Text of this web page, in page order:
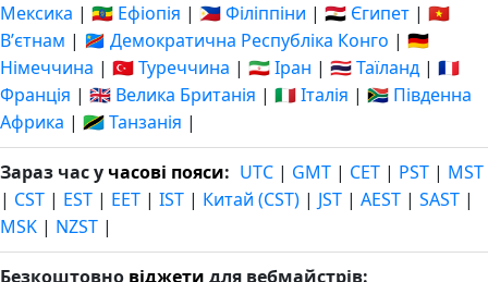
Мексика | 🇪🇹 Ефіопія | 🇵🇭 Філіппіни | 🇪🇬 Єгипет | 🇻🇳
Вʼєтнам | 🇨🇩 Демократична Республіка Конго | 🇩🇪
Німеччина | 🇹🇷 Туреччина | 🇮🇷 Іран | 🇹🇭 Таїланд | 🇫🇷
Франція | 🇬🇧 Велика Британія | 🇮🇹 Італія | 🇿🇦 Південна
Африка | 🇹🇿 Танзанія |
Зараз час у часові пояси: UTC | GMT | CET | PST | MST
| CST | EST | EET | IST | Китай (CST) | JST | AEST | SAST |
MSK | NZST |
Безкоштовно віджети для вебмайстрів: